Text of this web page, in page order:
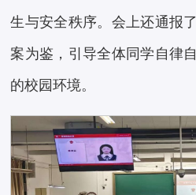
生与安全秩序。会上还通报
案为鉴，引导全体同学自律
的校园环境。